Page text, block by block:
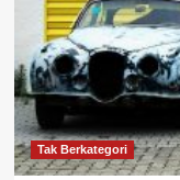
Tak Berkategori